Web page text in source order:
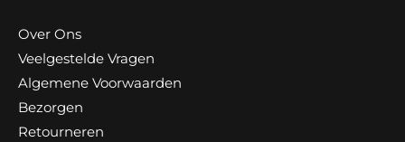
Over Ons
Veelgestelde Vragen
Algemene Voorwaarden
Bezorgen
Retourneren